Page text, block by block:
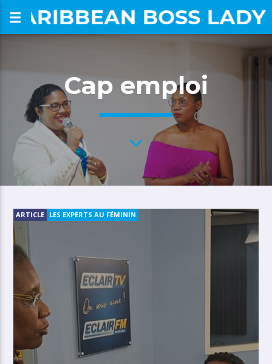
CARIBBEAN BOSS LADY
Cap emploi
ARTICLE LES EXPERTS AU FÉMININ